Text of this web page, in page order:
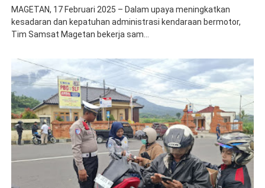
MAGETAN, 17 Februari 2025 – Dalam upaya meningkatkan
kesadaran dan kepatuhan administrasi kendaraan bermotor,
Tim Samsat Magetan bekerja sam...